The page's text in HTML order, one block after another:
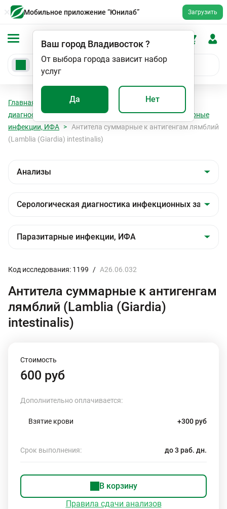
Мобильное приложение “Юнилаб” Загрузить
Ваш город Владивосток?
От выбора города зависит набор
услуг
Да Нет
Главная Анализы
Серологическая
диагностика инфекционных заболеваний
Паразитарные
инфекции, ИФА
Антитела суммарные к антигенгам лямблий
(Lamblia (Giardia) intestinalis)
Код исследования: 1199 / A26.06.032
Антитела суммарные к антигенгам
лямблий (Lamblia (Giardia)
intestinalis)
Стоимость
600 руб
Дополнительно оплачивается:
Взятие крови +300 руб
Срок выполнения: до 3 раб. дн.
В корзину
Правила сдачи анализов